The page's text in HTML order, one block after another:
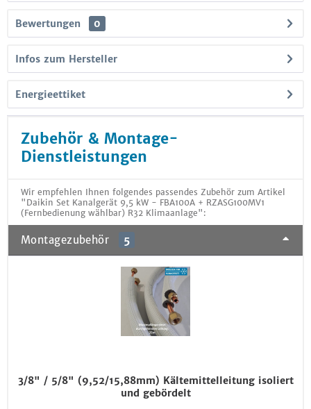
Bewertungen 0
Infos zum Hersteller
Energieettiket
Zubehör & Montage-
Dienstleistungen
Wir empfehlen Ihnen folgendes passendes Zubehör zum Artikel
"Daikin Set Kanalgerät 9,5 kW - FBA100A + RZASG100MV1
(Fernbedienung wählbar) R32 Klimaanlage":
Montagezubehör 5
3/8" / 5/8" (9,52/15,88mm) Kältemittelleitung isoliert
und gebördelt